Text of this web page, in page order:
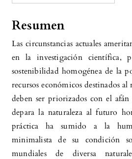
Resumen
Las circunstancias actuales
en la investigación científica,
sostenibilidad homogénea de la
recursos económicos destinados
deben ser priorizados con el
depara la naturaleza al futuro
práctica ha sumido a la
minimalista de su condición
mundiales de diversa